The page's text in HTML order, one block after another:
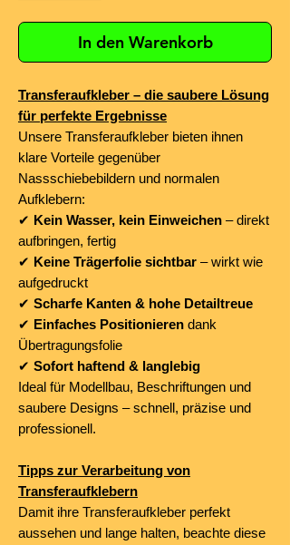
In den Warenkorb
Transferaufkleber – die saubere Lösung
für perfekte Ergebnisse
Unsere Transferaufkleber bieten ihnen
klare Vorteile gegenüber
Nassschiebebildern und normalen
Aufklebern:
✔ Kein Wasser, kein Einweichen – direkt
aufbringen, fertig
✔ Keine Trägerfolie sichtbar – wirkt wie
aufgedruckt
✔ Scharfe Kanten & hohe Detailtreue
✔ Einfaches Positionieren dank
Übertragungsfolie
✔ Sofort haftend & langlebig
Ideal für Modellbau, Beschriftungen und
saubere Designs – schnell, präzise und
professionell.
Tipps zur Verarbeitung von
Transferaufklebern
Damit ihre Transferaufkleber perfekt
aussehen und lange halten, beachte diese